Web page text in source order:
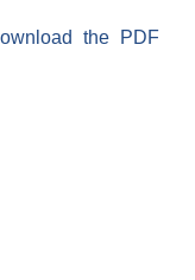
the PDF